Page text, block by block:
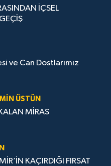
İÇSEL
ve Can Dostlarımız
ÜSTÜN
MİRAS
KAÇIRDIĞI FIRSAT